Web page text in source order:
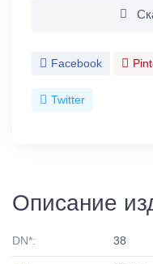
Facebook
Twitter
Описание
DN*: 38